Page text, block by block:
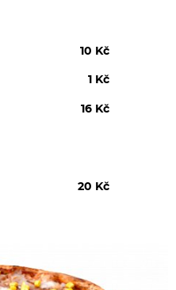
10 Kč
1 Kč
16 Kč
20 Kč